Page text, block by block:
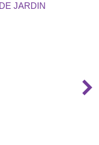
JARDIN